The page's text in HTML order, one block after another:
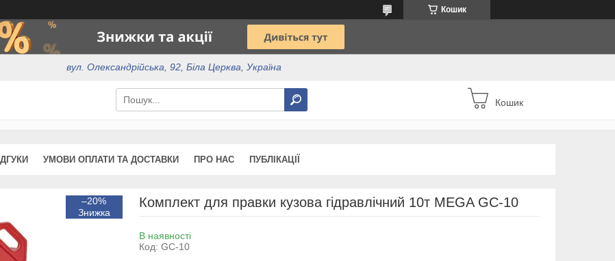
Кошик
вул. Олександрійська, 92, Біла Церква, Україна
Кошик
УМОВИ ОПЛАТИ ТА ДОСТАВКИ ПРО НАС ПУБЛІКАЦІЇ
–20% Комплект для правки кузова гідравлічний 10т MEGA GC-10
В наявності
Код: GC-10